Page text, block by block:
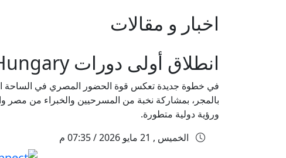
اخبار و مقالات
انطلاق أولى دورات SITFY Hungary بقيادة مازن الغرباوي وبمشاركة دولية واسعة
بالمجر، بمشاركة نخبة من المسرحيين والخبراء من مصر
ورؤية دولية متطورة.
الخميس , 21 مايو 2026 / 07:35 م